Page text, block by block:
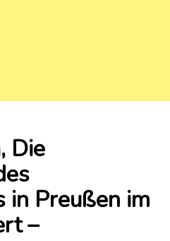
Die
in Preußen im
–